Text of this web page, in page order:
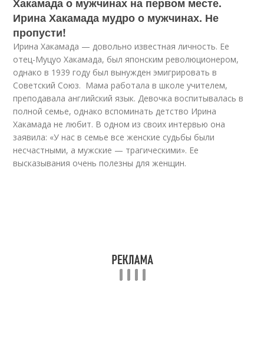
Ирина Хакамада мудро о мужчинах. Не
пропусти!
Ирина Хакамада — довольно известная личность. Ее
отец-Муцуо Хакамада, был японским революционером,
однако в 1939 году был вынужден эмигрировать в
Советский Союз. Мама работала в школе учителем,
преподавала английский язык. Девочка воспитывалась в
полной семье, однако вспоминать детство Ирина
Хакамада не любит. В одном из своих интервью она
заявила: «У нас в семье все женские судьбы были
несчастными, а мужские — трагическими». Ее
высказывания очень полезны для женщин.